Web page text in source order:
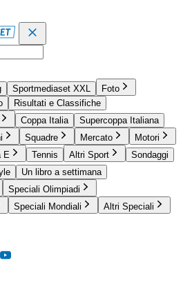
Sportmediaset XXL
Foto
Risultati e Classifiche
Coppa Italia
Supercoppa Italiana
Squadre Mercato
Motori
E Tennis Altri Sport
Sondaggi
Un libro a settimana
Speciali Olimpiadi
Speciali Mondiali Altri Speciali